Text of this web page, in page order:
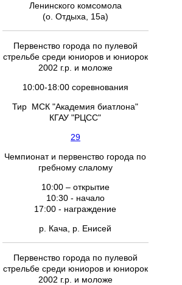
Ленинского комсомола
(о. Отдыха, 15а)
Первенство города по пулевой
стрельбе среди юниоров и юниорок
2002 г.р. и моложе
10:00-18:00 соревнования
Тир МСК "Академия биатлона"
КГАУ "РЦСС"
29
Чемпионат и первенство города по
гребному слалому
10:00 – открытие
10:30 - начало
17:00 - награждение
р. Кача, р. Енисей
Первенство города по пулевой
стрельбе среди юниоров и юниорок
2002 г.р. и моложе